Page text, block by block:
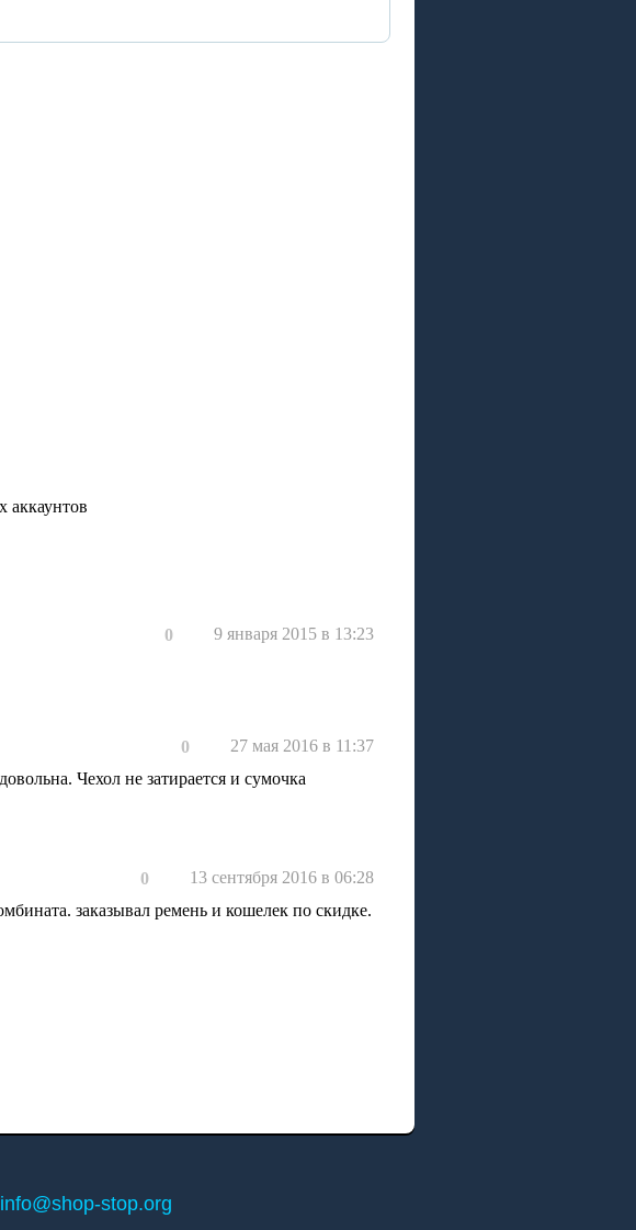
аккаунтов
9 января 2015 в 13:23
0
27 мая 2016 в 11:37
0
Чехол не затирается и сумочка
13 сентября 2016 в 06:28
0
заказывал ремень и кошелек по скидке.
info@shop-stop.org